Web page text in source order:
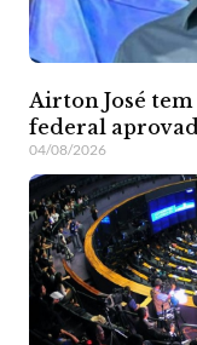
Airton José
federal
04/08/2026